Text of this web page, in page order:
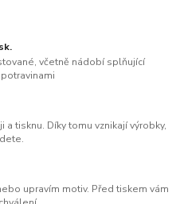
včetně nádobí splňující
a tisknu. Díky tomu vznikají výrobky,
upravím motiv. Před tiskem vám